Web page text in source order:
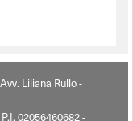
Liliana Rullo -
02056460682 -